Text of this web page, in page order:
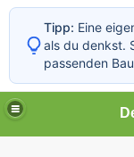
Tipp: Eine
als du denkst.
passenden